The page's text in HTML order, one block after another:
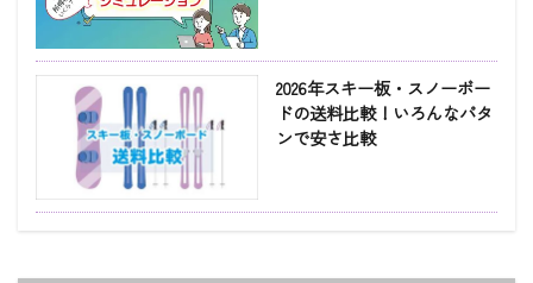
2026年スキー板・スノーボー
ドの送料比較！いろんなパタ
ンで安さ比較